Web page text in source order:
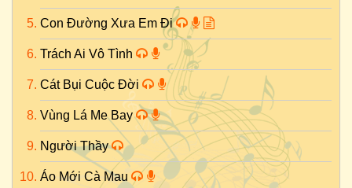
Con Đường Xưa Em Đi
Trách Ai Vô Tình
Cát Bụi Cuộc Đời
Vùng Lá Me Bay
Người Thầy
Áo Mới Cà Mau